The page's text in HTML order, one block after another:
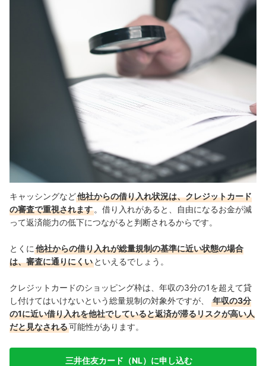
キャッシングなど他社からの借り入れ状況は、クレジットカード
の審査で重視されます 。借り入れがあると、自由になるお金が減
って返済能力の低下につながると判断されるからです。
とくに 他社からの借り入れが総量規制の基準に近い状態の場合
は、審査に通りにくい といえるでしょう。
クレジットカードのショッピング枠は、年収の3分の1を超えて貸
し付けてはいけないという総量規制の対象外ですが、
年収の3分
の1に近い借り入れを他社でしていると返済が滞るリスクが高い人
だと見なされる可能性があります。
三井住友カード（NL）に申し込む